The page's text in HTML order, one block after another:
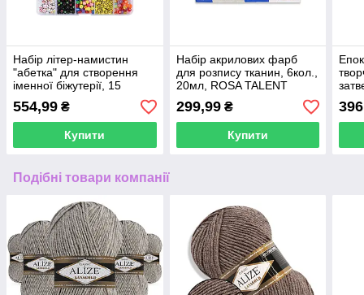
Набір літер-намистин
"абетка" для створення
іменної біжутерії, 15
осередків
554,99 ₴
Купити
Набір акрилових фарб
для розпису тканин, 6кол.,
20мл, ROSA TALENT
299,99₴
Купити
(1:1)
Подібні товари компанії